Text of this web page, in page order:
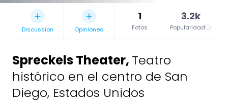
Discussion Opiniones
1
Fotos
3.2k
Popularidad
Spreckels Theater, Teatro
histórico en el centro de San
Diego, Estados Unidos